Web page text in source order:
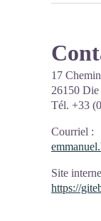
17
26150 Die
Tél. +33
Courriel :
Site
https://